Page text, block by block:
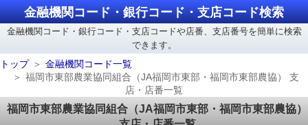
金融機関コード・銀行コード・支店コード検索
金融機関コード・銀行コード・支店コードや店番、支店番号を簡単に検索
できます。
トップ
金融機関コード一覧
福岡市東部農業協同組合（JA福岡市東部・福岡市東部農協） 支
店・店番一覧
福岡市東部農業協同組合（JA福岡市東部・福岡市東部農協）